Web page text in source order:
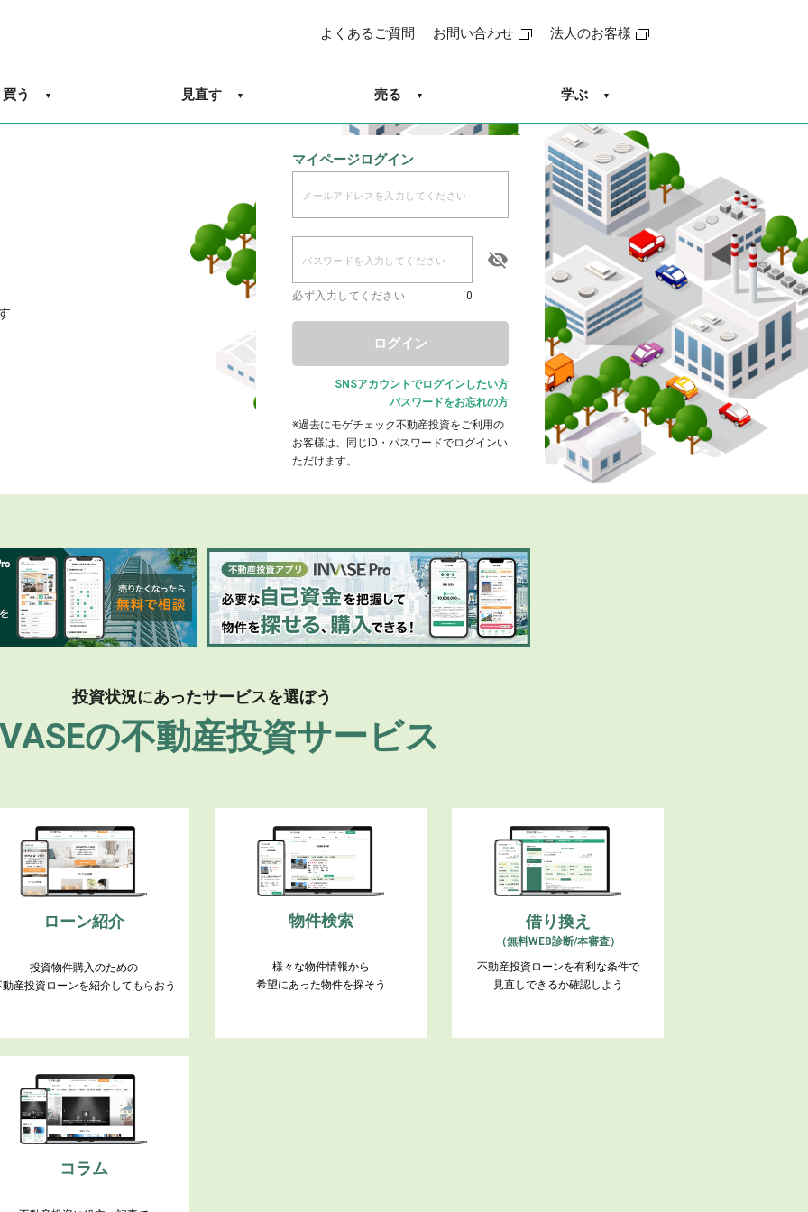
よくあるご質問 お問い合わせ 法人のお客様
買う 見直す 売る 学ぶ
マイページログイン
必ず入力してください 0
ログイン
SNSアカウントでログインしたい方
パスワードをお忘れの方
※過去にモゲチェック不動産投資をご利用の
お客様は、同じID・パスワードでログインい
ただけます。
投資状況にあったサービスを選ぼう
の不動産投資サービス
ローン紹介
投資物件購入のための
動産投資ローンを紹介してもらおう
物件検索
様々な物件情報から
希望にあった物件を探そう
借り換え
（無料WEB診断/本審査）
不動産投資ローンを有利な条件で
見直しできるか確認しよう
コラム